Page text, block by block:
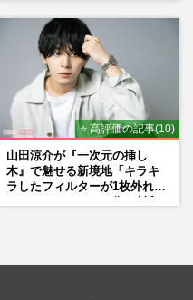
⭐ 高評価の記事(10)
山田涼介が『一次元の挿し
木』で魅せる新境地「キラキ
ラしたフィルターが1枚外れて